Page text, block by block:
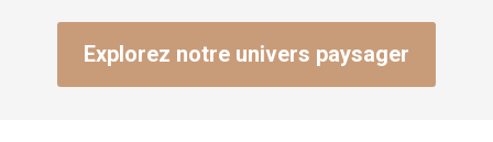
Explorez notre univers paysager